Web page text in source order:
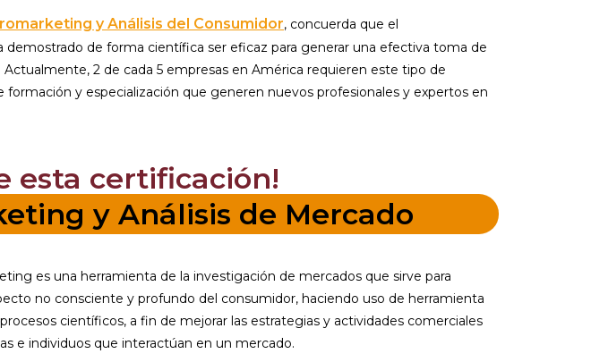
y Análisis del Consumidor, concuerda que el
de forma científica ser eficaz para generar una efectiva toma de
2 de cada 5 empresas en América requieren este tipo de
y especialización que generen nuevos profesionales y expertos en
esta certificación!
y Análisis de Mercado
es una herramienta de la investigación de mercados que sirve para
no consciente y profundo del consumidor, haciendo uso de herramienta
científicos, a fin de mejorar las estrategias y actividades comerciales
e individuos que interactúan en un mercado.